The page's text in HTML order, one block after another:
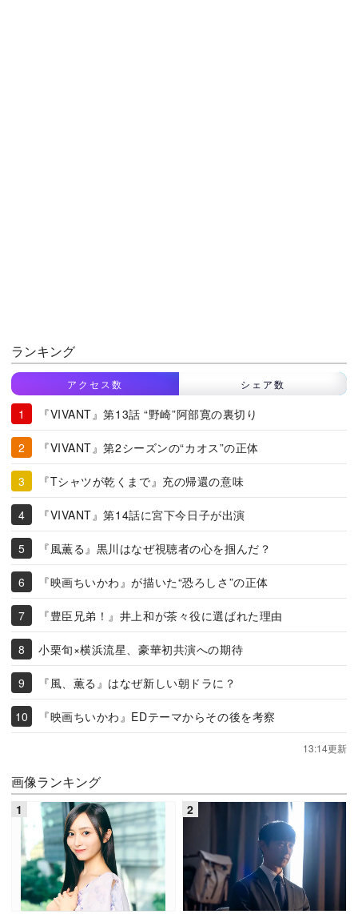
ランキング
アクセス数 シェア数
『VIVANT』第13話 “野崎”阿部寛の裏切り
『VIVANT』第2シーズンの“カオス”の正体
『Tシャツが乾くまで』充の帰還の意味
『VIVANT』第14話に宮下今日子が出演
『風薫る』黒川はなぜ視聴者の心を掴んだ？
『映画ちいかわ』が描いた“恐ろしさ”の正体
『豊臣兄弟！』井上和が茶々役に選ばれた理由
小栗旬×横浜流星、豪華初共演への期待
『風、薫る』はなぜ新しい朝ドラに？
『映画ちいかわ』EDテーマからその後を考察
13:14更新
画像ランキング